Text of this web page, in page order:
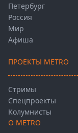
Петербург
Россия
Мир
Афиша
ПРОЕКТЫ METRO
Стримы
Спецпроекты
Колумнисты
О METRO